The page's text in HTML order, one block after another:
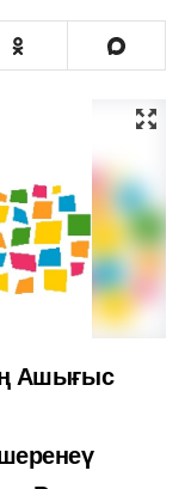
Ашығыс